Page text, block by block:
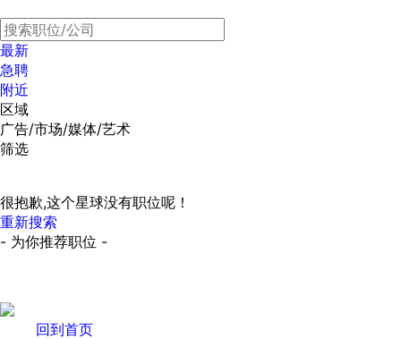
最新
急聘
附近
区域
广告/市场/媒体/艺术
筛选
很抱歉,这个星球没有职位呢！
重新搜索
- 为你推荐职位 -
回到首页